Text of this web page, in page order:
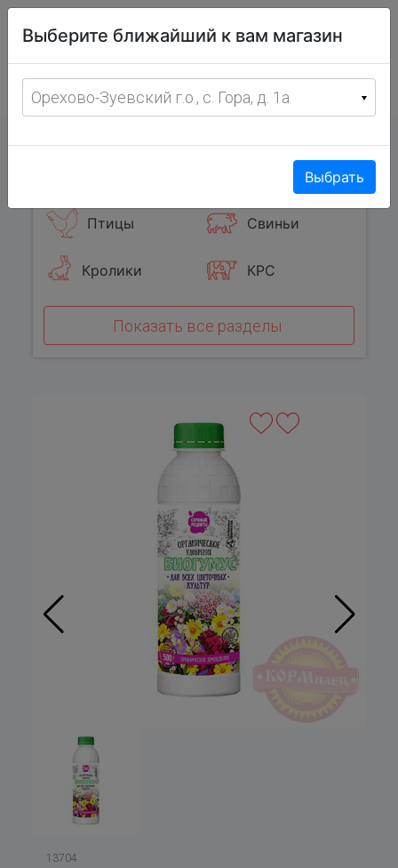
фермерских
товаров
с 8:00 до 19:00 ежедневно
Птицы Свиньи
Кролики КРС
Показать все разделы
13704
Выберите ближайший к вам магазин
Орехово-Зуевский г.о., с. Гора, д. 1а
Выбрать